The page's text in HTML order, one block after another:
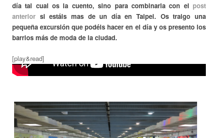
día tal cual os la cuento, sino para combinarla con el post
anterior si estáis mas de un día en Taipei. Os traigo una
pequeña excursión que podéis hacer en el día y os presento los
barrios más de moda de la ciudad.
[play&read]